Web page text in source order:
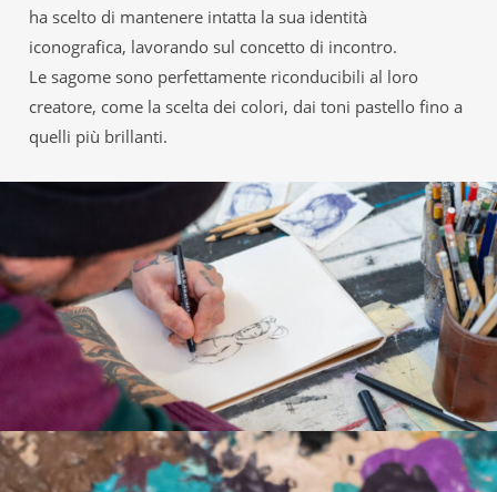
ha scelto di mantenere intatta la sua identità
iconografica, lavorando sul concetto di incontro.
Le sagome sono perfettamente riconducibili al loro
creatore, come la scelta dei colori, dai toni pastello fino a
quelli più brillanti.